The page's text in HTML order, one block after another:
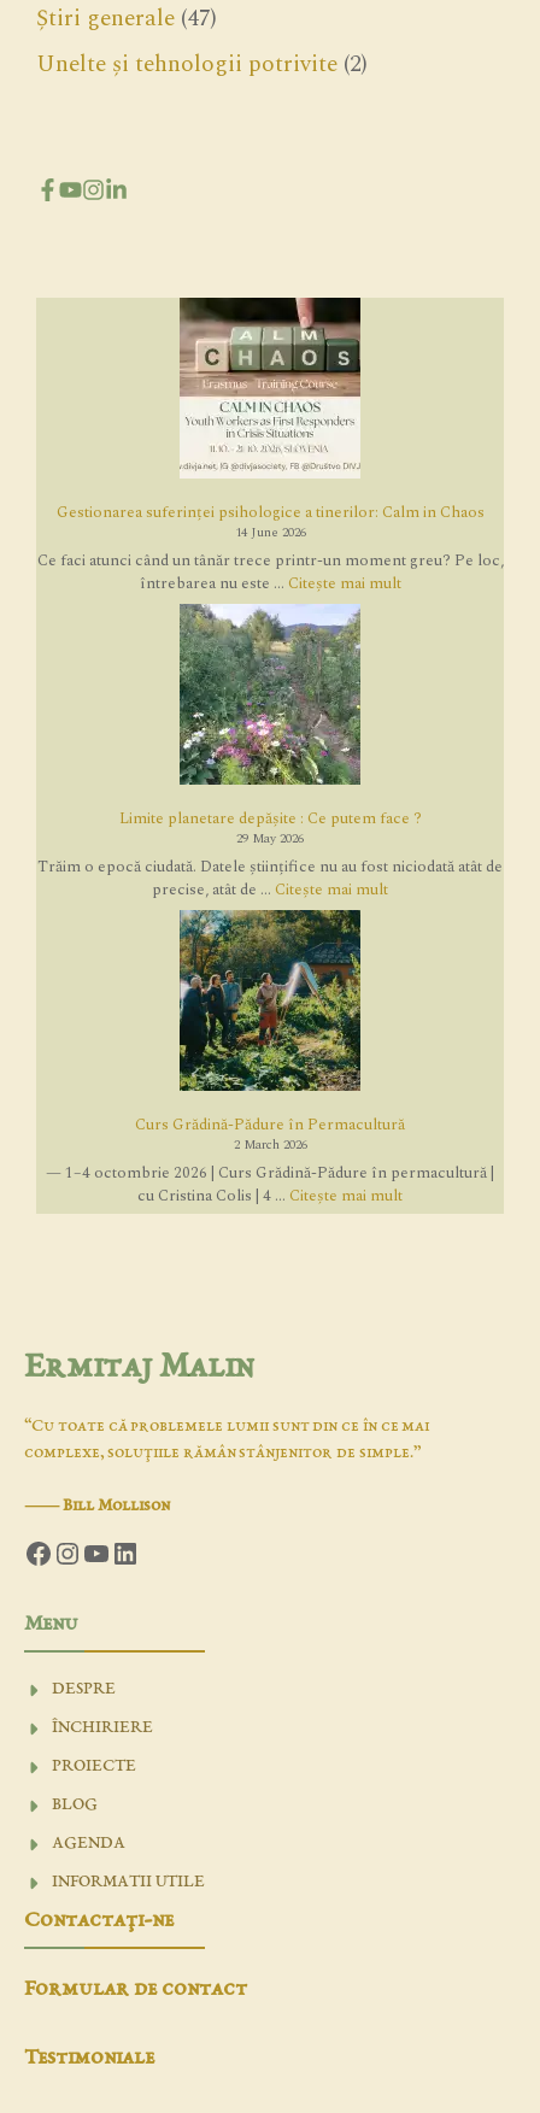
Știri generale (47)
Unelte și tehnologii potrivite (2)
Gestionarea suferinței psihologice a tinerilor: Calm in Chaos
14 June 2026
Ce faci atunci când un tânăr trece printr-un moment greu? Pe loc,
întrebarea nu este ... Citește mai mult
Limite planetare depășite : Ce putem face ?
29 May 2026
Trăim o epocă ciudată. Datele științifice nu au fost niciodată atât de
precise, atât de ... Citește mai mult
Curs Grădină-Pădure în Permacultură
2 March 2026
— 1–4 octombrie 2026 | Curs Grădină-Pădure în permacultură |
cu Cristina Colis | 4 ... Citește mai mult
Ermitaj Malin
“Cu toate că problemele lumii sunt din ce în ce mai
complexe, soluţiile rămân stânjenitor de simple.”
―Bill Mollison
Facebook
Instagram
YouTube
LinkedIn
Menu
DESPRE
ÎNCHIRIERE
PROIECTE
BLOG
AGENDA
INFORMATII UTILE
Contactaţi-ne
Formular de contact
Testimoniale